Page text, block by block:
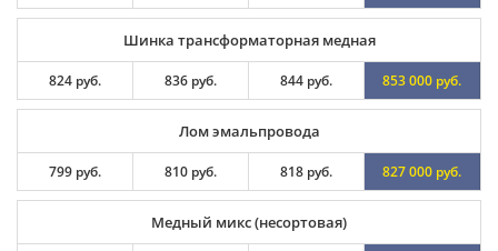
Шинка трансформаторная медная
824 руб. 836 руб. 844 руб. 853 000 руб.
Лом эмальпровода
799 руб. 810 руб. 818 руб. 827 000 руб.
Медный микс (несортовая)